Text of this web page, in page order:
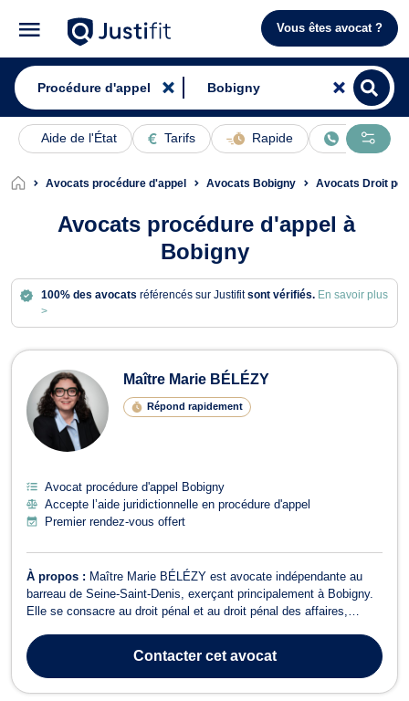
Vous êtes avocat ?
Aide de l'État Tarifs Rapide En ligne
Avocats procédure d'appel Avocats Bobigny Avocats Droit
Avocats procédure d'appel à
Bobigny
100% des avocats référencés sur Justifitsont vérifiés. En savoir plus
>
Avocats en procédure d'appel à
Maître Marie BÉLÉZY
Répond rapidement
Avocat procédure d'appel Bobigny
Accepte l’aide juridictionnelle en procédure d'appel
Premier rendez-vous offert
À propos : Maître Marie BÉLÉZY est avocate indépendante au
barreau de Seine-Saint-Denis, exerçant principalement à Bobigny.
Elle se consacre au droit pénal et au droit pénal des affaires,
clients. En droit pénal, Maître BÉLÉZY intervient à toutes les
étapes de la procé...Contactercet avocat